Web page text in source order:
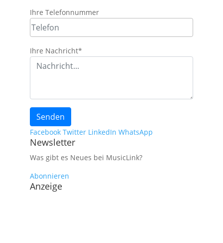
Ihre Telefonnummer
Ihre Nachricht*
Senden
Facebook Twitter LinkedIn WhatsApp
Newsletter
Was gibt es Neues bei MusicLink?
Abonnieren
Anzeige